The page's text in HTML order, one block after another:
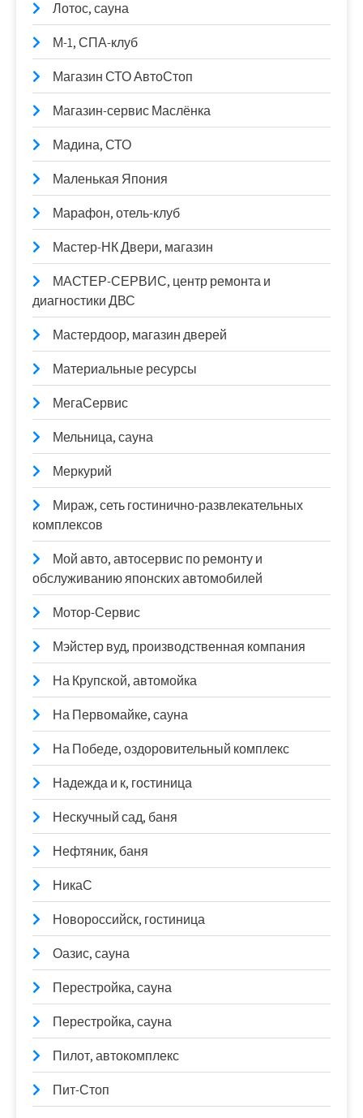
Лотос, сауна
М-1, СПА-клуб
Магазин СТО АвтоСтоп
Магазин-сервис Маслёнка
Мадина, СТО
Маленькая Япония
Марафон, отель-клуб
Мастер-НК Двери, магазин
МАСТЕР-СЕРВИС, центр ремонта и
диагностики ДВС
Мастердоор, магазин дверей
Материальные ресурсы
МегаСервис
Мельница, сауна
Меркурий
Мираж, сеть гостинично-развлекательных
комплексов
Мой авто, автосервис по ремонту и
обслуживанию японских автомобилей
Мотор-Сервис
Мэйстер вуд, производственная компания
На Крупской, автомойка
На Первомайке, сауна
На Победе, оздоровительный комплекс
Надежда и к, гостиница
Нескучный сад, баня
Нефтяник, баня
НикаС
Новороссийск, гостиница
Оазис, сауна
Перестройка, сауна
Перестройка, сауна
Пилот, автокомплекс
Пит-Стоп